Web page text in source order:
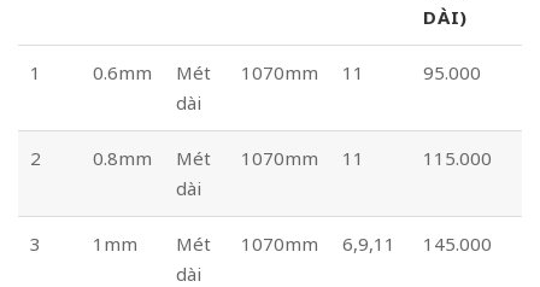
DÀI)
1 0.6mm
Mét
dài
1070mm 11 95.000
2 0.8mm
Mét
dài
1070mm 11 115.000
3 1mm
Mét
dài
1070mm 6,9,11 145.000